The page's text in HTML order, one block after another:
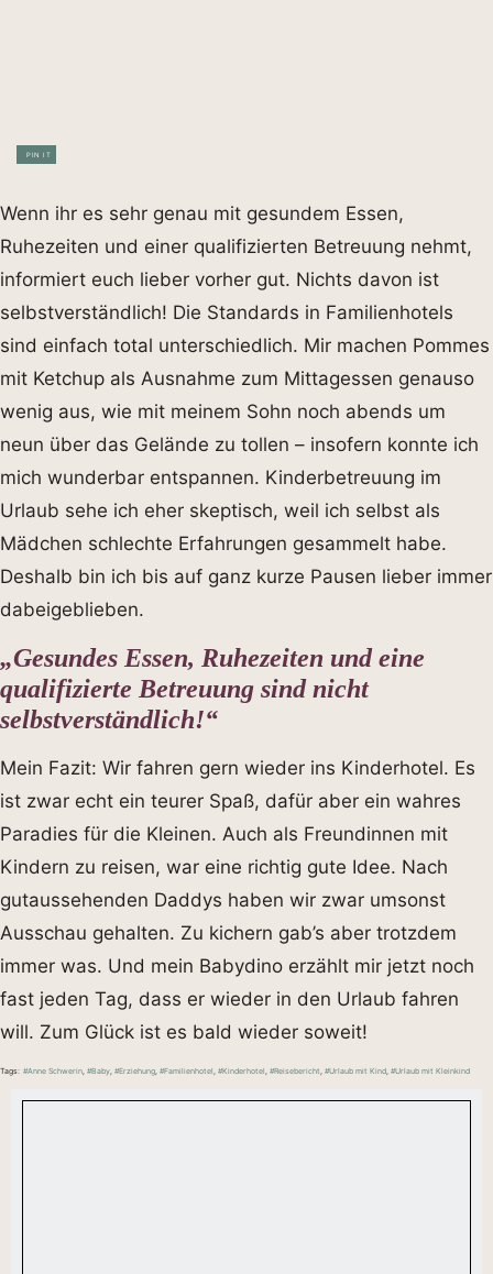
PIN IT
Wenn ihr es sehr genau mit gesundem Essen,
Ruhezeiten und einer qualifizierten Betreuung nehmt,
informiert euch lieber vorher gut. Nichts davon ist
selbstverständlich! Die Standards in Familienhotels
sind einfach total unterschiedlich. Mir machen Pommes
mit Ketchup als Ausnahme zum Mittagessen genauso
wenig aus, wie mit meinem Sohn noch abends um
neun über das Gelände zu tollen – insofern konnte ich
mich wunderbar entspannen. Kinderbetreuung im
Urlaub sehe ich eher skeptisch, weil ich selbst als
Mädchen schlechte Erfahrungen gesammelt habe.
Deshalb bin ich bis auf ganz kurze Pausen lieber immer
dabeigeblieben.
„Gesundes Essen, Ruhezeiten und eine
qualifizierte Betreuung sind nicht
selbstverständlich!“
Mein Fazit: Wir fahren gern wieder ins Kinderhotel. Es
ist zwar echt ein teurer Spaß, dafür aber ein wahres
Paradies für die Kleinen. Auch als Freundinnen mit
Kindern zu reisen, war eine richtig gute Idee. Nach
gutaussehenden Daddys haben wir zwar umsonst
Ausschau gehalten. Zu kichern gab’s aber trotzdem
immer was. Und mein Babydino erzählt mir jetzt noch
fast jeden Tag, dass er wieder in den Urlaub fahren
will. Zum Glück ist es bald wieder soweit!
Tags: #Anne Schwerin, #Baby, #Erziehung, #Familienhotel, #Kinderhotel, #Reisebericht, #Urlaub mit Kind, #Urlaub mit Kleinkind